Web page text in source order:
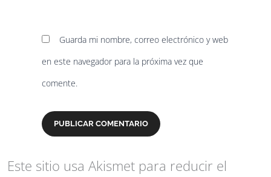
Guarda mi nombre, correo electrónico y web
en este navegador para la próxima vez que
comente.
Este sitio usa Akismet para reducir el